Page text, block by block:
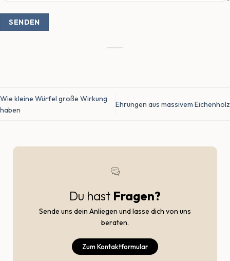
Wie kleine Würfel große Wirkung
haben
Ehrungen aus massivem Eichenholz
Du hast Fragen?
Sende uns dein Anliegen und lasse dich von uns
beraten.
Zum Kontaktformular